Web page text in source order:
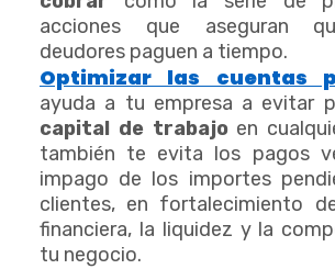
acciones que aseguran
deudores paguen a tiempo.
Optimizar las cuentas
ayuda a tu empresa a evitar
capital de trabajoen
también te evita los pagos
impago de los importes
clientes, en fortalecimiento
financiera, la liquidez y la
tu negocio.